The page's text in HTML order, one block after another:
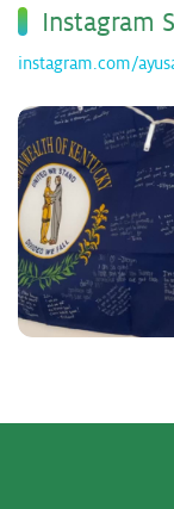
Ins­ta­gram
instagram.com/